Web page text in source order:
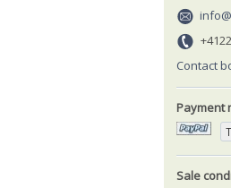
Contact
Payment
Sale